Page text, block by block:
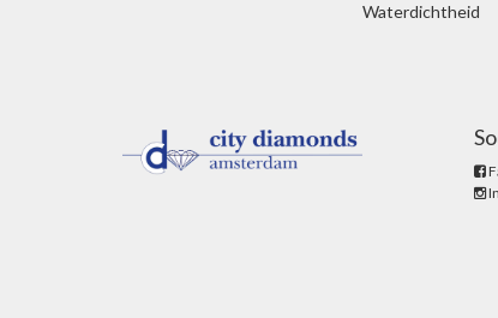
Waterdichtheid